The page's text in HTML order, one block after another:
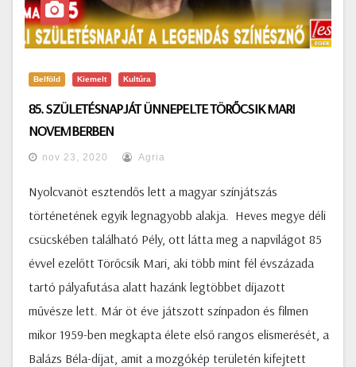
Belföld Kiemelt Kultúra
85. SZÜLETÉSNAPJÁT ÜNNEPELTE TÖRŐCSIK MARI
NOVEMBERBEN
nov 23, 2020 Agria
Nyolcvanöt esztendős lett a magyar színjátszás
történetének egyik legnagyobb alakja. Heves megye déli
csücskében található Pély, ott látta meg a napvilágot 85
évvel ezelőtt Törőcsik Mari, aki több mint fél évszázada
tartó pályafutása alatt hazánk legtöbbet díjazott
művésze lett. Már öt éve játszott színpadon és filmen
mikor 1959-ben megkapta élete első rangos elismerését, a
Balázs Béla-díjat, amit a mozgókép területén kifejtett